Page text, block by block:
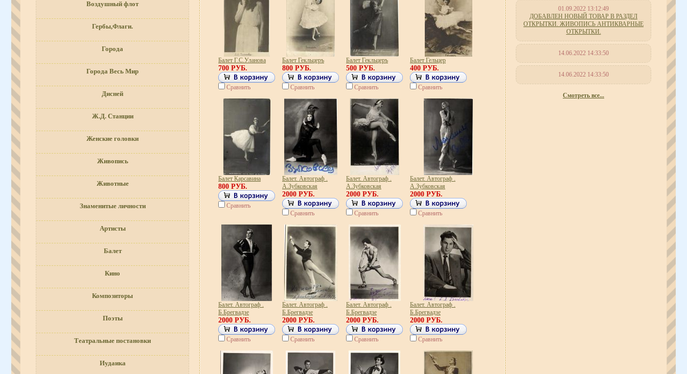
Воздушный флот
Гербы,Флаги.
Города
Города Весь Мир
Дисней
Ж.Д. Станции
Женские головки
Живопись
Животные
Знаменитые личности
Артисты
Балет
Кино
Композиторы
Поэты
Театральные постановки
Иудаика
Балет Г.С.Уланова
700 РУБ.
Сравнить
Балет Гекльцеръ
800 РУБ.
Сравнить
Балет Гекльцеръ
500 РУБ.
Сравнить
Балет Гельцер
400 РУБ.
Сравнить
Балет Карсавина
800 РУБ.
Сравнить
Балет. Автограф .
А.Зубковская
2000 РУБ.
Сравнить
Балет. Автограф .
А.Зубковская
2000 РУБ.
Сравнить
Балет. Автограф .
А.Зубковская
2000 РУБ.
Сравнить
Балет. Автограф .
Б.Брегвадзе
2000 РУБ.
Сравнить
Балет. Автограф .
Б.Брегвадзе
2000 РУБ.
Сравнить
Балет. Автограф .
Б.Брегвадзе
2000 РУБ.
Сравнить
Балет. Автограф .
Б.Брегвадзе
2000 РУБ.
Сравнить
01.09.2022 13:12:49
ДОБАВЛЕН НОВЫЙ ТОВАР В РАЗДЕЛ
ОТКРЫТКИ. ЖИВОПИСЬ АНТИКВАРНЫЕ
ОТКРЫТКИ.
14.06.2022 14:33:50
14.06.2022 14:33:50
Смотреть все...